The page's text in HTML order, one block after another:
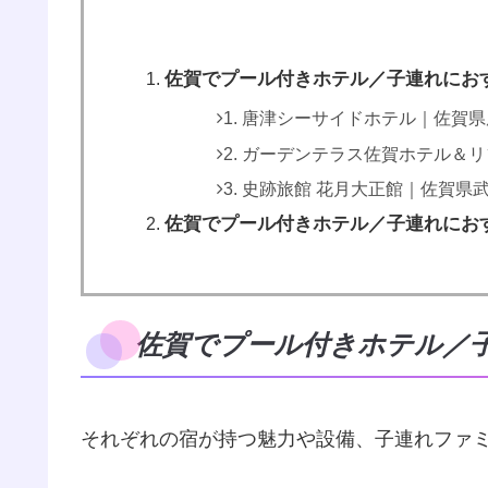
佐賀でプール付きホテル／子連れにお
1. 唐津シーサイドホテル｜佐賀
2. ガーデンテラス佐賀ホテル＆
3. 史跡旅館 花月大正館｜佐賀県
佐賀でプール付きホテル／子連れにお
佐賀でプール付きホテル／
それぞれの宿が持つ魅力や設備、子連れファ